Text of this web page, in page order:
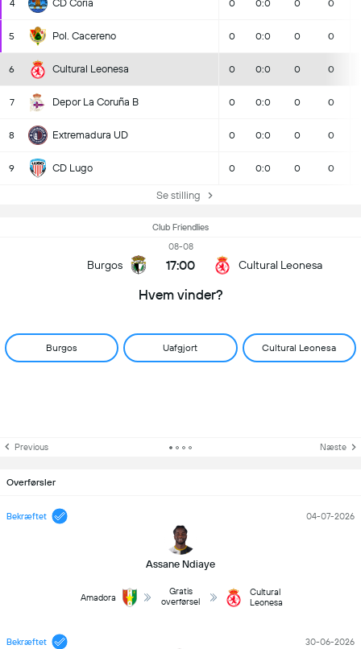
4 CD Coria 0 0:0 0 0
5 Pol. Cacereno 0 0:0 0 0
6 Cultural Leonesa 0 0:0 0 0
7 Depor La Coruña B 0 0:0 0 0
8 Extremadura UD 0 0:0 0 0
9 CD Lugo 0 0:0 0 0
Se stilling
Club Friendlies
Burgos
08-08
17:00 Cultural Leonesa
Hvem vinder?
Burgos Uafgjort Cultural Leonesa
Previous Næste
Overførsler
Bekræftet
Assane Ndiaye
04-07-2026
Amadora
Gratis
overførsel
Cultural
Leonesa
Bekræftet 30-06-2026